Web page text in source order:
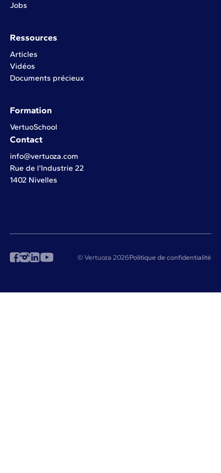
Jobs
Ressources
Articles
Vidéos
Documents précieux
Formation
VertuoSchool
Contact
info@vertuoza.com
Rue de l'Industrie 22
1402 Nivelles
© Vertuoza 2026Politique de confidentialité